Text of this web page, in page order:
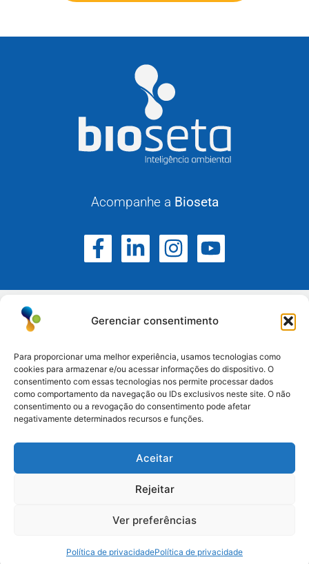
Gerenciar consentimento
Para proporcionar uma melhor experiência, usamos tecnologias como
cookies para armazenar e/ou acessar informações do dispositivo. O
consentimento com essas tecnologias nos permite processar dados
como comportamento da navegação ou IDs exclusivos neste site. O não
consentimento ou a revogação do consentimento pode afetar
negativamente determinados recursos e funções.
Aceitar
Rejeitar
Ver preferências
Política de privacidadePolítica de privacidade
Acompanhe a Bioseta
Atuamos no Rio Grande do Sul, Santa Catarina e
Paraná.
Serra/RS: (54) 3698-9988
Paraná: (41) 3542-2773
Santa Catarina: (47) 3170-3560